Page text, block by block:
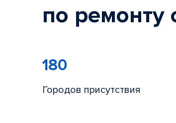
по ремонту
180
Городов присутствия